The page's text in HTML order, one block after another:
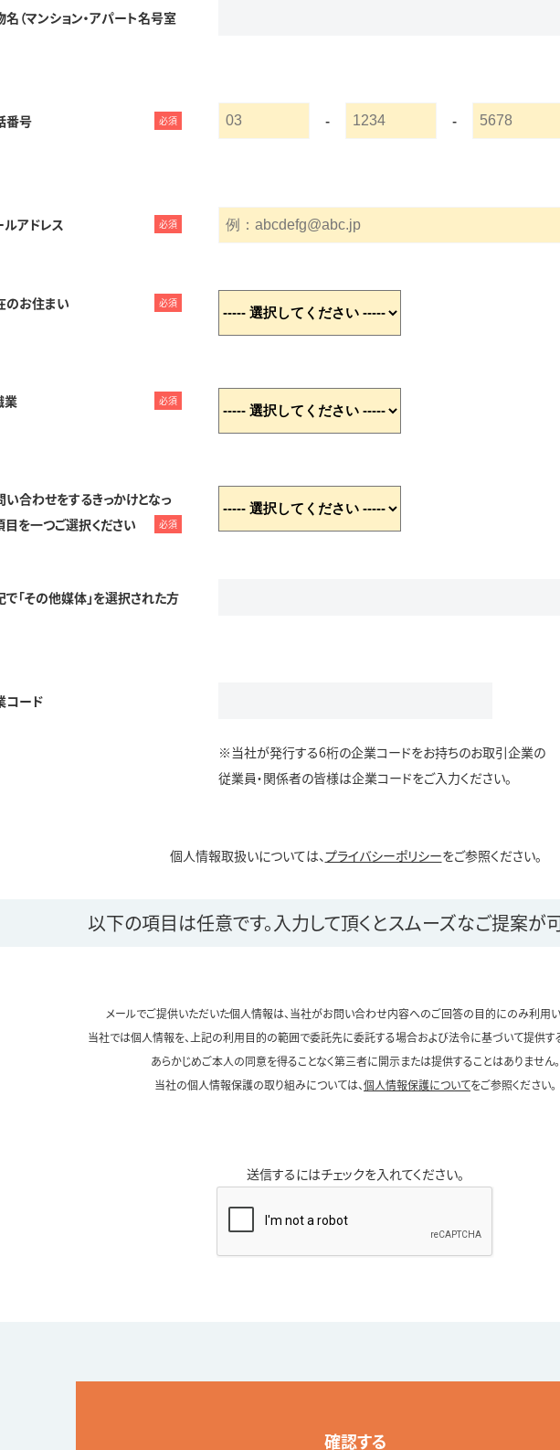
名（マンション・アパート名号室
番号 必須 - -
ルアドレス 必須
のお住まい 必須
業 必須
い合わせをするきっかけとなっ
目を一つご選択ください
必須
で「その他媒体」を選択された方
コード
※当社が発行する6桁の企業コードをお持ちのお取引企業の
従業員・関係者の皆様は企業コードをご入力ください。
個人情報取扱いについては、プライバシーポリシーをご参照ください。
以下の項目は任意です。入力して頂くとスムーズなご提案が
メールでご提供いただいた個人情報は、当社がお問い合わせ内容へのご回答の目的にのみ利用い
当社では個人情報を、上記の利用目的の範囲で委託先に委託する場合および法令に基づいて提供す
あらかじめご本人の同意を得ることなく第三者に開示または提供することはありません。
当社の個人情報保護の取り組みについては、個人情報保護についてをご参照ください。
送信するにはチェックを入れてください。
確認する